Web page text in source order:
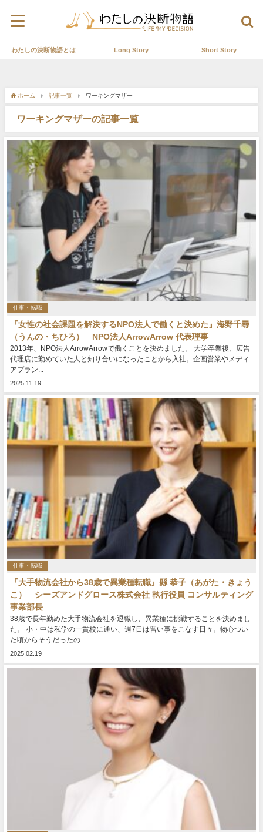
わたしの決断物語とは Long Story Short Story
ホーム 記事一覧 ワーキングマザー
ワーキングマザーの記事一覧
仕事・転職
『女性の社会課題を解決するNPO法人で働くと決めた』海野千尋
（うんの・ちひろ） NPO法人ArrowArrow 代表理事
2013年、NPO法人ArrowArrowで働くことを決めました。 大学卒業後、広告
代理店に勤めていた人と知り合いになったことから入社。企画営業やメディ
アプラン...
2025.11.19
仕事・転職
『大手物流会社から38歳で異業種転職』縣 恭子（あがた・きょう
こ） シーズアンドグロース株式会社 執行役員 コンサルティング
事業部長
38歳で長年勤めた大手物流会社を退職し、異業種に挑戦することを決めまし
た。 小・中は私学の一貫校に通い、週7日は習い事をこなす日々。物心つい
た頃からそうだったの...
2025.02.19